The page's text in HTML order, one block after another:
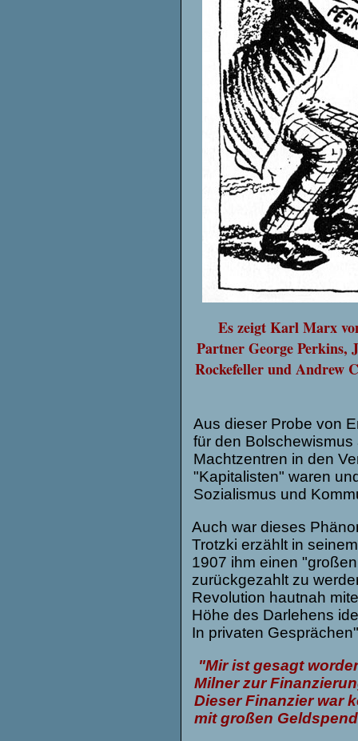
Es zeigt Karl Marx
Partner George Perkins,
Rockefeller und Andrew
Aus dieser Probe von
für den
Machtzentren in den
"Kapitalisten" waren
Sozialismus und
Auch war dieses
Trotzki erzählt in
1907 ihm einen
zurückgezahlt zu
Revolution hautnah
Höhe des Darlehens
In privaten
"Mir ist gesagt
Milner zur
Dieser Finanzier war
mit großen